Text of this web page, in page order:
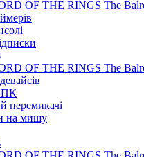
ПК
перемикачі
на мишу